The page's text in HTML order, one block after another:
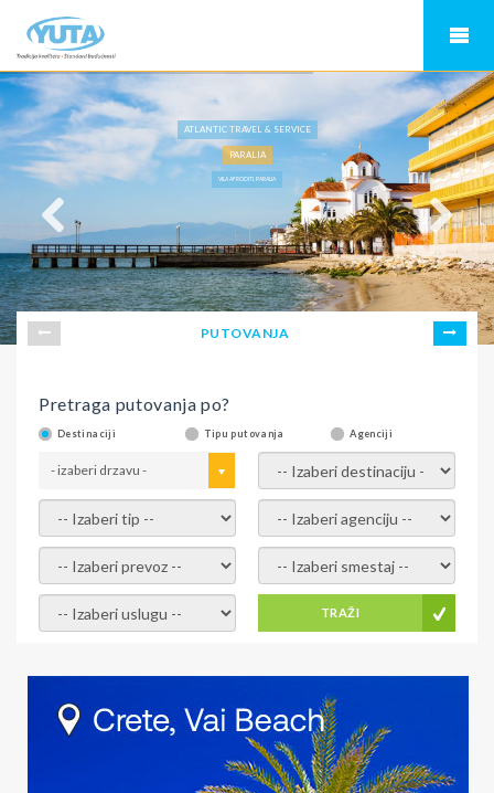
ATLANTIC TRAVEL & SERVICE
PARALIA
VILA AFRODITI, PARALIA
PUTOVANJA
Pretraga putovanja po?
Destinaciji Tipu putovanja Agenciji
- izaberi drzavu - - izaberi destinaciju -
- izaberi tip - - izaberi agenciju -
- izaberi prevoz - - Izaberite smestaj -
- Izaberite uslugu - TRAŽI